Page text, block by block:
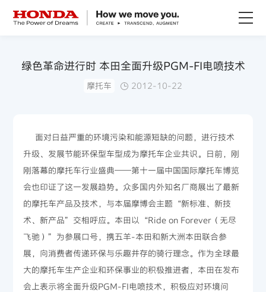
赛事运动
新闻资讯
绿色革命进行时 本田全面升级PGM-FI电喷技术
摩托车 2012-10-22
面对日益严重的环境污染和能源短缺的问题，进行技术
升级、发展节能环保型车型成为摩托车企业共识。日前，刚
刚落幕的摩托车行业盛典——第十一届中国国际摩托车博览
会也印证了这一发展趋势。众多国内外知名厂商展出了最新
的摩托车产品及技术，与本届摩博会主题“新标准、新技
术、新产品”交相呼应。本田以“Ride on Forever（无尽
飞驰）”为参展口号，携五羊-本田和新大洲本田联合参
展，向消费者传递环保与乐趣并存的骑行理念。作为全球最
大的摩托车生产企业和环保事业的积极推进者，本田在发布
会上表示将全面升级PGM-FI电喷技术，积极应对环境问